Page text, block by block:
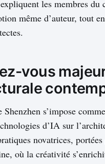
les membres
même d’auteur, tout
vous
Shenzhen s’impose
d’IA sur
novatrices,
où la créativité